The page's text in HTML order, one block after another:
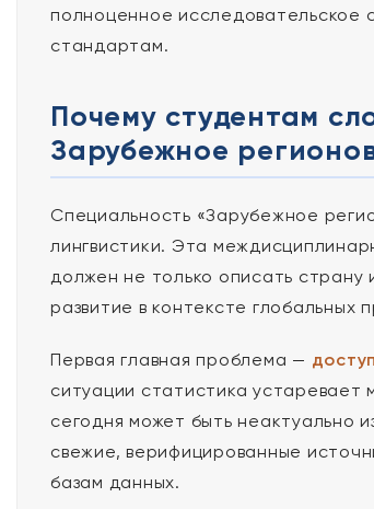
полноценное исследовательское
стандартам.
Почему студентам
Зарубежное
Специальность «Зарубежное
лингвистики. Эта
должен не только описать страну
развитие в контексте глобальных
Первая главная проблема —
ситуации статистика устаревает
сегодня может быть неактуально
свежие, верифицированные
базам данных.